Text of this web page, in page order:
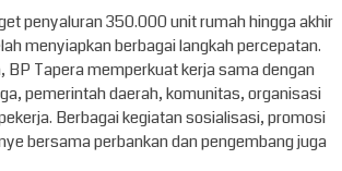
penyaluran 350.000 unit rumah hingga akhir
menyiapkan berbagai langkah percepatan.
BP Tapera memperkuat kerja sama dengan
pemerintah daerah, komunitas, organisasi
Berbagai kegiatan sosialisasi, promosi
bersama perbankan dan pengembang juga